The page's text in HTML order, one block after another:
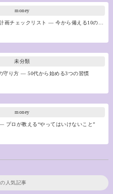
money
画チェックリスト ― 今から備える10の…
未分類
守り方 ― 50代から始める3つの習慣
money
プロが教える“やってはいけないこと”
人気記事